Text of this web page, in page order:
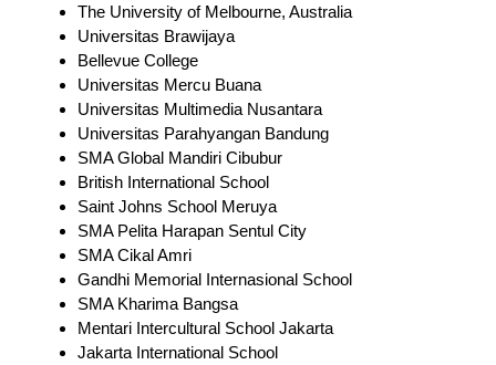
The University of Melbourne, Australia
Universitas Brawijaya
Bellevue College
Universitas Mercu Buana
Universitas Multimedia Nusantara
Universitas Parahyangan Bandung
SMA Global Mandiri Cibubur
British International School
Saint Johns School Meruya
SMA Pelita Harapan Sentul City
SMA Cikal Amri
Gandhi Memorial Internasional School
SMA Kharima Bangsa
Mentari Intercultural School Jakarta
Jakarta International School